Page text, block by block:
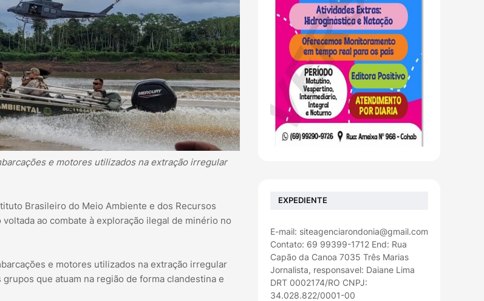
e motores utilizados na extração irregular
Brasileiro do Meio Ambiente e dos Recursos
voltada ao combate à exploração ilegal de minério no
e motores utilizados na extração irregular
que atuam na região de forma clandestina e
EXPEDIENTE
E-mail: siteagenciarondonia@gmail.com
Contato: 69 99399-1712 End: Rua
Capão da Canoa 7035 Três Marias
Jornalista, responsavel: Daiane Lima
DRT 0002174/RO CNPJ:
34.028.822/0001-00